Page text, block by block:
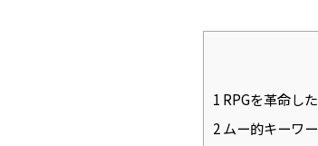
1 RPGを革命し
2ムー的キーワ